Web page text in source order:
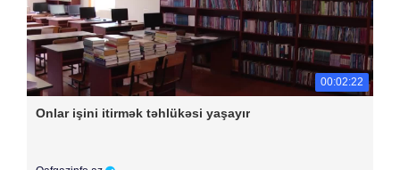
00:02:22
Onlar işini itirmək təhlükəsi yaşayır